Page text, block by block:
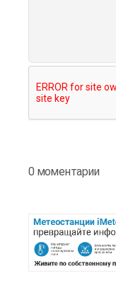
0 моментарии